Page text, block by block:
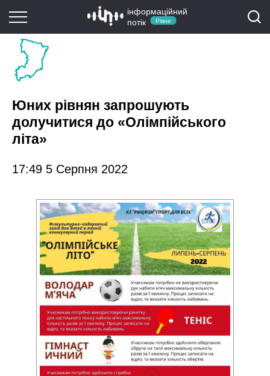
інформаційний
потік
Рівне
Юних рівнян запрошують
долучитися до «Олімпійського
літа»
17:49 5 Серпня 2022